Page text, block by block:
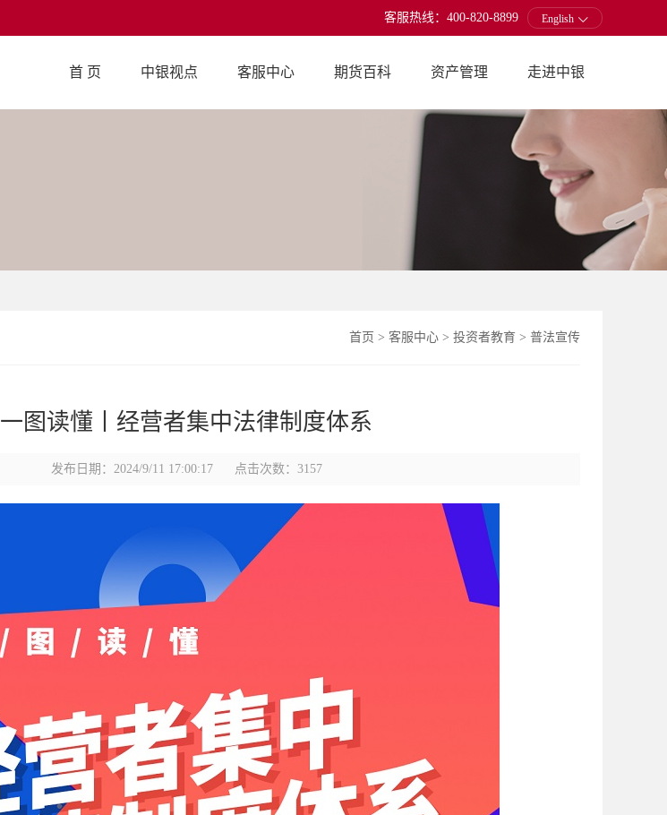
客服热线：400-820-8899 English
首 页 中银视点 客服中心 期货百科 资产管理 走进中银
首页 > 客服中心 > 投资者教育 > 普法宣传
一图读懂丨经营者集中法律制度体系
发布日期：2024/9/11 17:00:17 点击次数：3157